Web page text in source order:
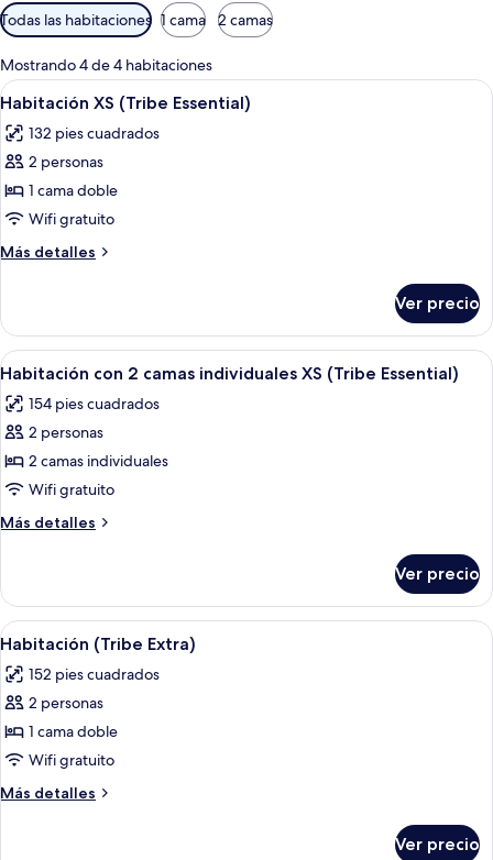
Filtros
disponibles
para
las
habitaciones
Todas las habitaciones 1 cama 2 camas
Mostrando 4 de 4 habitaciones
Abrir
todas
las
fotos
de
Habitación
XS
(Tribe
Una habitación de hotel moderna
8
Habitación XS (Tribe Essential)
132 pies cuadrados
2 personas
1 cama doble
Wifi gratuito
Más detalles
Más
XS
(Tribe
Essential)
Ver precio
Abrir
todas
las
fotos
de
Habitación
con
2
individuales
XS
(Tribe
Essential)
Habitación de hotel con dos camas,
7
Habitación con 2 camas individuales XS (Tribe Essential)
154 pies cuadrados
2 personas
2 camas individuales
Wifi gratuito
Más detalles
Más
con
camas
XS
(Tribe
Ver precio
Abrir
todas
las
fotos
de
Habitación
(Tribe
Extra)
Una habitación de hotel moderna
10
Habitación (Tribe Extra)
152 pies cuadrados
2 personas
1 cama doble
Wifi gratuito
Más detalles
Más
Ver precio